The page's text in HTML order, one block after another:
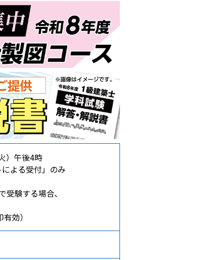
）午後4時
よる受付」のみ
験する場合、
効）